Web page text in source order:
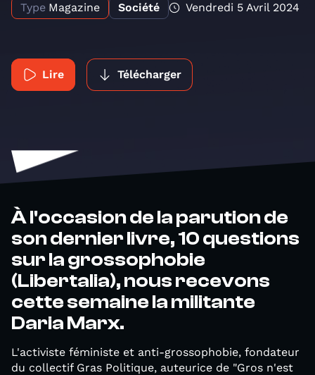
Type Magazine Société Vendredi 5 Avril 2024
Lire Télécharger
À l'occasion de la parution de
son dernier livre, 10 questions
sur la grossophobie
(Libertalia), nous recevons
cette semaine la militante
Daria Marx.
L'activiste féministe et anti-grossophobie, fondateur
du collectif Gras Politique, auteurice de "Gros n'est